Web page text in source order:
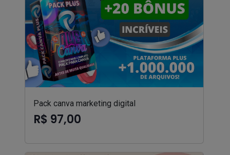
Pack canva marketing digital
R$ 97,00